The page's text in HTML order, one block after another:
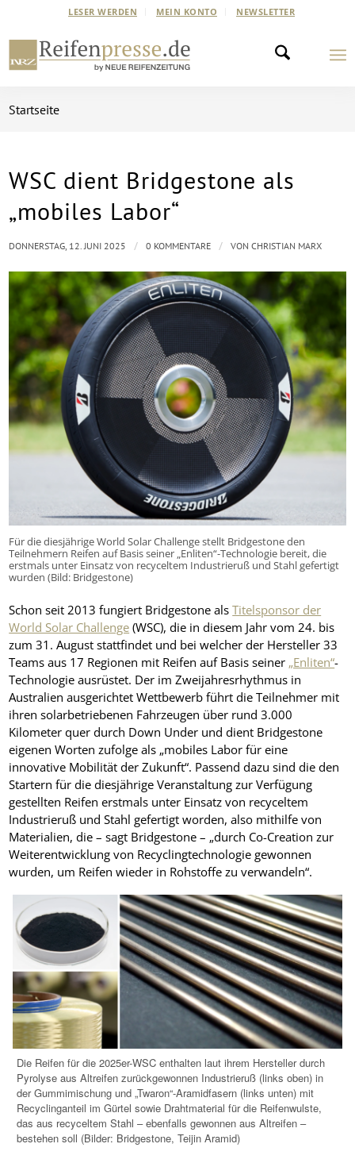
LESER WERDEN MEIN KONTO NEWSLETTER
Startseite
WSC dient Bridgestone als
„mobiles Labor“
Für die diesjährige World Solar Challenge stellt Bridgestone den
Teilnehmern Reifen auf Basis seiner „Enliten“-Technologie bereit, die
erstmals unter Einsatz von recyceltem Industrieruß und Stahl gefertigt
wurden (Bild: Bridgestone)
Schon seit 2013 fungiert Bridgestone alsTitelsponsor der
World Solar Challenge (WSC), die in diesem Jahr vom 24. bis
zum 31. August stattfindet und bei welcher der Hersteller 33
Teams aus 17 Regionen mit Reifen auf Basis seiner „Enliten“-
Technologie ausrüstet. Der im Zweijahresrhythmus in
Australien ausgerichtet Wettbewerb führt die Teilnehmer mit
ihren solarbetriebenen Fahrzeugen über rund 3.000
Kilometer quer durch Down Under und dient Bridgestone
eigenen Worten zufolge als „mobiles Labor für eine
innovative Mobilität der Zukunft“. Passend dazu sind die den
Startern für die diesjährige Veranstaltung zur Verfügung
gestellten Reifen erstmals unter Einsatz von recyceltem
Industrieruß und Stahl gefertigt worden, also mithilfe von
Materialien, die – sagt Bridgestone – „durch Co-Creation zur
Weiterentwicklung von Recyclingtechnologie gewonnen
wurden, um Reifen wieder in Rohstoffe zu verwandeln“.
Die Reifen für die 2025er-WSC enthalten laut ihrem Hersteller durch
Pyrolyse aus Altreifen zurückgewonnen Industrieruß (links oben) in
der Gummimischung und „Twaron“-Aramidfasern (links unten) mit
Recyclinganteil im Gürtel sowie Drahtmaterial für die Reifenwulste,
das aus recyceltem Stahl – ebenfalls gewonnen aus Altreifen –
bestehen soll (Bilder: Bridgestone, Teijin Aramid)
DONNERSTAG, 12. JUNI 2025 / 0 KOMMENTARE / VONCHRISTIAN MARX